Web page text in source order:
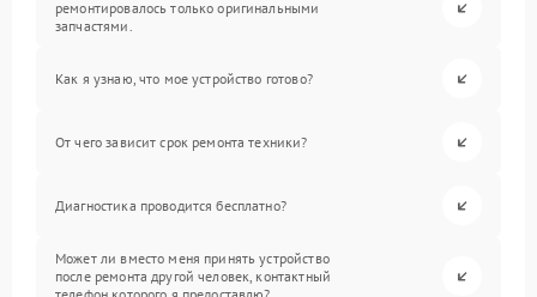
ремонтировалось только оригинальными
запчастями.
Как я узнаю, что мое устройство готово?
От чего зависит срок ремонта техники?
Диагностика проводится бесплатно?
Может ли вместо меня принять устройство
после ремонта другой человек, контактный